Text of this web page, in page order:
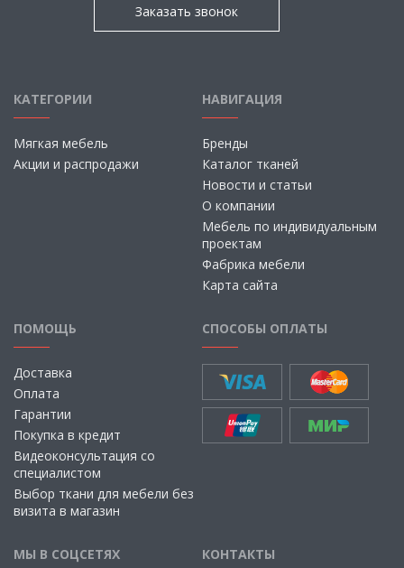
Заказать звонок
КАТЕГОРИИ
Мягкая мебель
Акции и распродажи
НАВИГАЦИЯ
Бренды
Каталог тканей
Новости и статьи
О компании
Мебель по индивидуальным
проектам
Фабрика мебели
Карта сайта
ПОМОЩЬ
Доставка
Оплата
Гарантии
Покупка в кредит
Видеоконсультация со
специалистом
Выбор ткани для мебели без
визита в магазин
СПОСОБЫ ОПЛАТЫ
МЫ В СОЦСЕТЯХ КОНТАКТЫ